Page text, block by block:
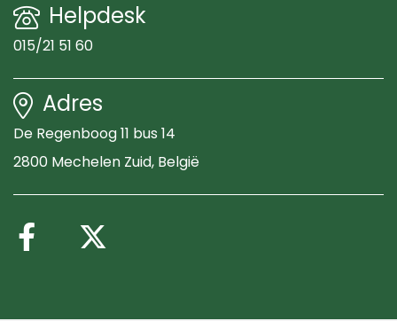
Helpdesk
015/21 51 60
Adres
De Regenboog 11 bus 14
2800 Mechelen Zuid, België
Volg ons op Facebook